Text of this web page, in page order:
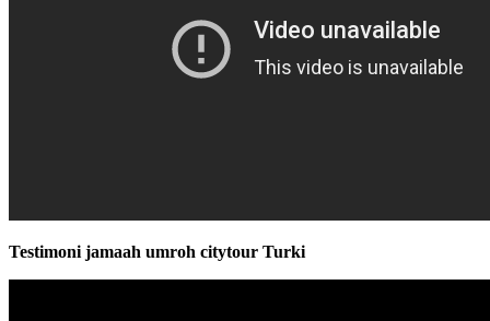
Testimoni jamaah umroh citytour Turki